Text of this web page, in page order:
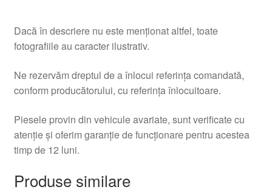
Dacă în descriere nu este menționat altfel, toate
fotografiile au caracter ilustrativ.
Ne rezervăm dreptul de a înlocui referința comandată,
conform producătorului, cu referința înlocuitoare.
Piesele provin din vehicule avariate, sunt verificate cu
atenție și oferim garanție de funcționare pentru acestea
timp de 12 luni.
Produse similare